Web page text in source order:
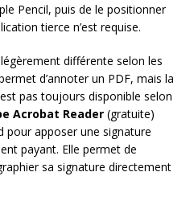
Pencil, puis de le positionner
tierce n’est requise.
différente selon les
d’annoter un PDF, mais la
pas toujours disponible selon
Acrobat Reader (gratuite)
pour apposer une signature
payant. Elle permet de
sa signature directement